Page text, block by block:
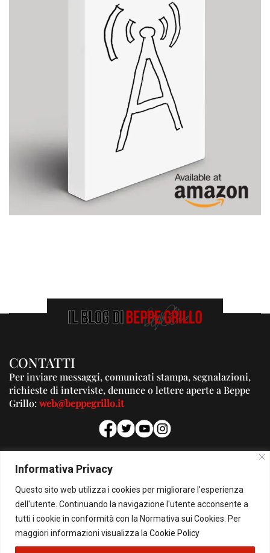
Informativa Privacy
Questo sito web utilizza i cookies per migliorare l'esperienza
dell'utente. Continuando la navigazione l'utente acconsente a
tutti i cookie in conformità con la Normativa sui Cookies. Per
maggiori informazioni visualizza la Cookie Policy
CONTATTI
Per inviare messaggi, comunicati stampa, segnalazioni,
richieste di interviste, denunce o lettere aperte a Beppe
Grillo:web@beppegrillo.it
PUBBLICITA'
Per la tua pubblicità su questo Blog:
pubblicita@beppegrillo.it